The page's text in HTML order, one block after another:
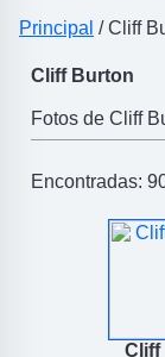
Principal / Cliff
Cliff Burton
Fotos de Cliff
Encontradas:
Cliff